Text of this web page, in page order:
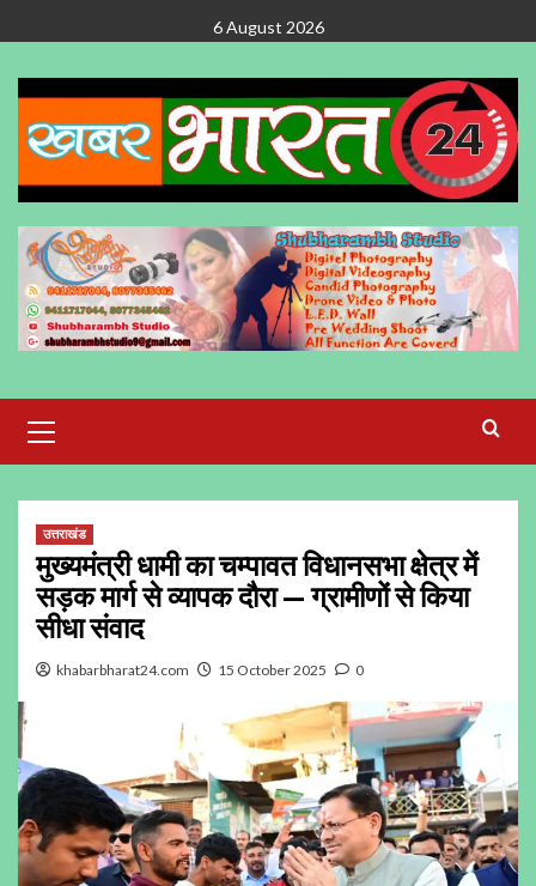
to
content
6 August 2026
Menu
उत्तराखंड
मुख्यमंत्री धामी का चम्पावत विधानसभा क्षेत्र में
सड़क मार्ग से व्यापक दौरा — ग्रामीणों से किया
सीधा संवाद
khabarbharat24.com 15 October 2025 0